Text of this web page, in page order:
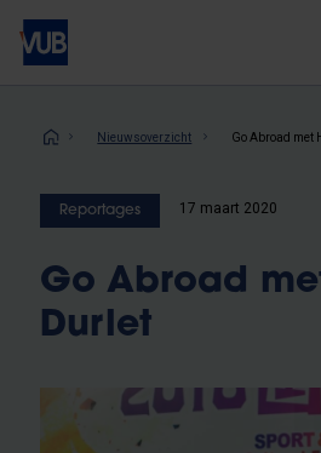
Overslaan
naar
inhoud
Nieuwsoverzicht Go Abroad met
Reportages 17 maart 2020
Go Abroad
Durlet